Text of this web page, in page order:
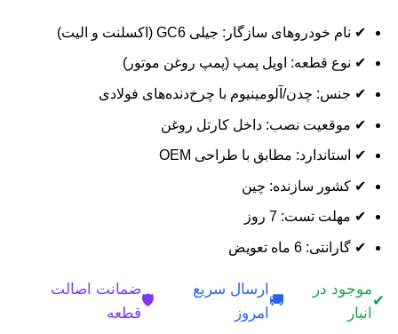
✔ نام خودروهای سازگار: جیلی GC6 (اکسلنت و الیت)
✔ نوع قطعه: اویل پمپ (پمپ روغن موتور)
✔ جنس: چدن/آلومینیوم با چرخ‌دنده‌های فولادی
✔ موقعیت نصب: داخل کارتل روغن
✔ استاندارد: مطابق با طراحی OEM
✔ کشور سازنده: چین
✔ مهلت تست: 7 روز
✔ گارانتی: 6 ماه تعویض
✔
موجود در
انبار
🚚
ارسال سریع
امروز
🛡️
ضمانت اصالت
قطعه